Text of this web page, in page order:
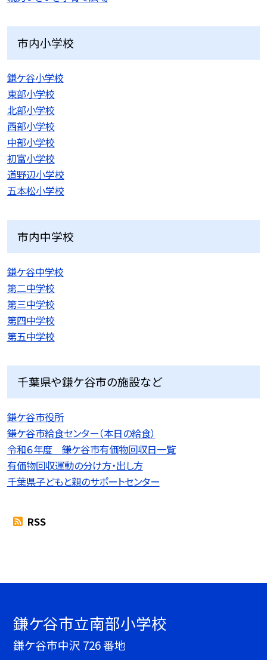
市内小学校
鎌ケ谷小学校
東部小学校
北部小学校
西部小学校
中部小学校
初富小学校
道野辺小学校
五本松小学校
市内中学校
鎌ケ谷中学校
第二中学校
第三中学校
第四中学校
第五中学校
千葉県や鎌ケ谷市の施設など
鎌ケ谷市役所
鎌ケ谷市給食センター（本日の給食）
令和６年度 鎌ケ谷市有価物回収日一覧
有価物回収運動の分け方・出し方
千葉県子どもと親のサポートセンター
RSS
鎌ケ谷市立南部小学校
鎌ケ谷市中沢 726 番地